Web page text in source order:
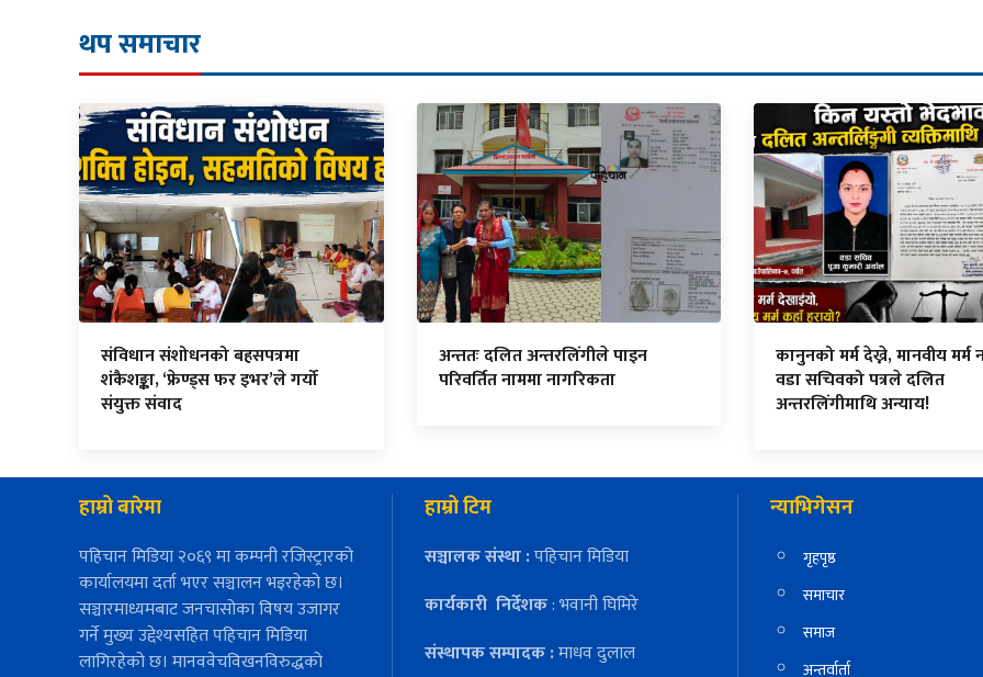
थप समाचार
संविधान संशोधनको बहसपत्रमा
शंकैशङ्का, ‘फ्रेण्ड्स फर इभर’ले गर्यो
संयुक्त संवाद
अन्ततः दलित अन्तरलिंगीले पाइन
परिवर्तित नाममा नागरिकता
कानुनको मर्म देख्ने, मानवीय मर्म
वडा सचिवको पत्रले दलित
अन्तरलिंगीमाथि अन्याय!
हाम्रो बारेमा
पहिचान मिडिया २०६९ मा कम्पनी रजिस्ट्रारको
कार्यालयमा दर्ता भएर सञ्चालन भइरहेको छ।
सञ्चारमाध्यमबाट जनचासोका विषय उजागर
गर्ने मुख्य उद्देश्यसहित पहिचान मिडिया
लागिरहेको छ। मानववेचविखनविरुद्धको
हाम्रो टिम
सञ्चालक संस्था :पहिचान मिडिया
कार्यकारी निर्देशक: भवानी घिमिरे
संस्थापक सम्पादक :माधव दुलाल
न्याभिगेसन
गृहपृष्ठ
समाचार
समाज
अन्तर्वार्ता